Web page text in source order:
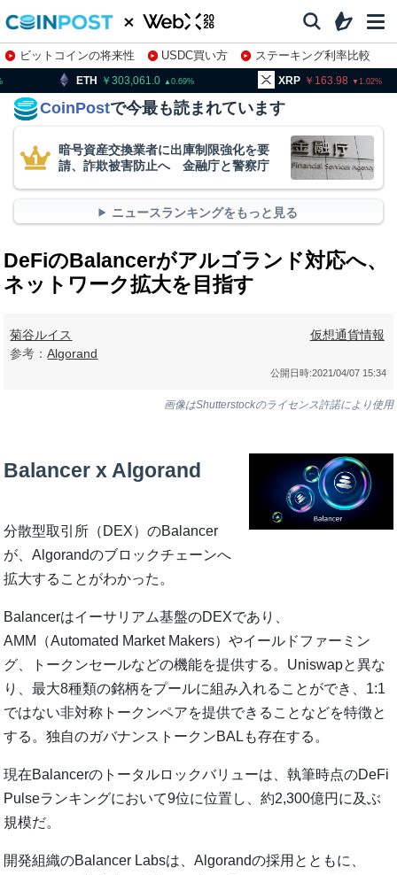
ビットコインの将来性 USDC買い方
ステーキング利率比較
株特集・関連銘柄
0.69 XRP 1.02 BNB
CoinPostで今最も読まれています
暗号資産交換業者に出庫制限強化を要
請、詐欺被害防止へ 金融庁と警察庁
ニュースランキングをもっと見る
DeFiのBalancerがアルゴランド対応へ、
ネットワーク拡大を目指す
菊谷ルイス
参考：Algorand
仮想通貨情報
公開日時:2021/04/07 15:34
画像はShutterstockのライセンス許諾により使用
Balancer x Algorand
分散型取引所（DEX）のBalancer
が、Algorandのブロックチェーンへ
拡大することがわかった。
Balancerはイーサリアム基盤のDEXであり、
AMM（Automated Market Makers）やイールドファーミン
グ、トークンセールなどの機能を提供する。Uniswapと異な
り、最大8種類の銘柄をプールに組み入れることができ、1:1
ではない非対称トークンペアを提供できることなどを特徴と
する。独自のガバナンストークンBALも存在する。
現在Balancerのトータルロックバリューは、執筆時点のDeFi
Pulseランキングにおいて9位に位置し、約2,300億円に及ぶ
規模だ。
開発組織のBalancer Labsは、Algorandの採用とともに、